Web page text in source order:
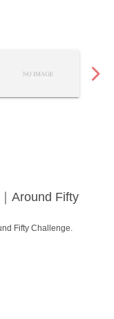
Around Fifty
Fifty Challenge.